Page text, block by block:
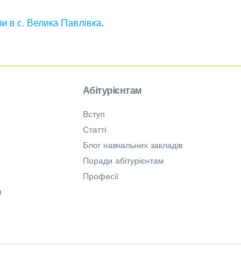
в с. Велика Павлівка.
Абітурієнтам
Вступ
Статті
Блог навчальних закладів
Поради абітурієнтам
Професії